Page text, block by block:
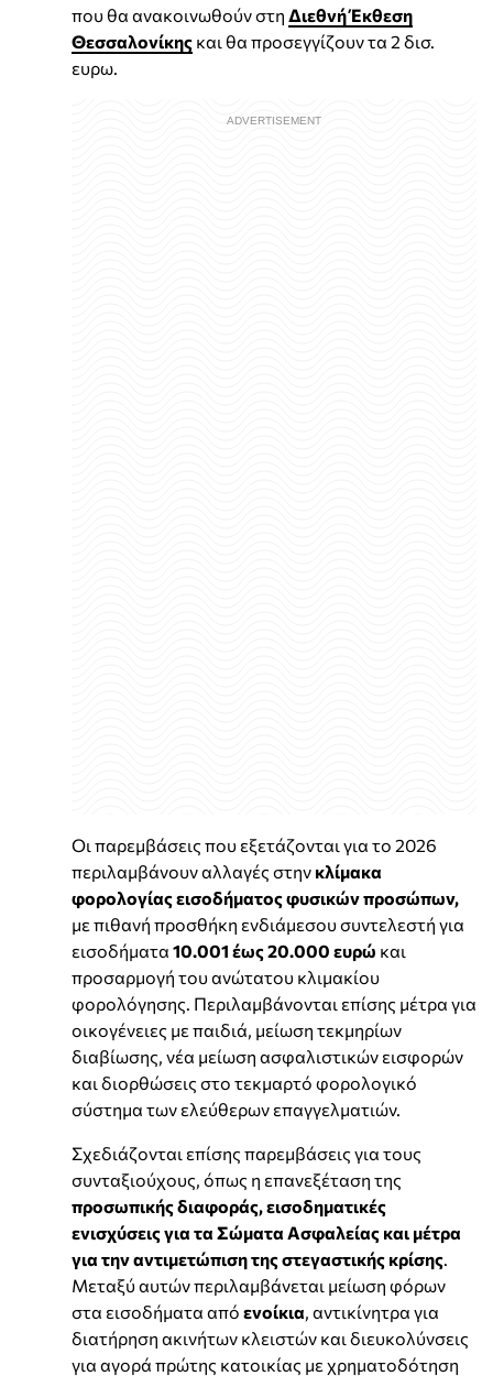
που θα ανακοινωθούν στη Διεθνή Έκθεση
Θεσσαλονίκης και θα προσεγγίζουν τα 2 δισ.
ευρω.
Οι παρεμβάσεις που εξετάζονται για το 2026
περιλαμβάνουν αλλαγές στην κλίμακα
φορολογίας εισοδήματος φυσικών προσώπων,
με πιθανή προσθήκη ενδιάμεσου συντελεστή για
εισοδήματα 10.001 έως 20.000 ευρώ και
προσαρμογή του ανώτατου κλιμακίου
φορολόγησης. Περιλαμβάνονται επίσης μέτρα για
οικογένειες με παιδιά, μείωση τεκμηρίων
διαβίωσης, νέα μείωση ασφαλιστικών εισφορών
και διορθώσεις στο τεκμαρτό φορολογικό
σύστημα των ελεύθερων επαγγελματιών.
Σχεδιάζονται επίσης παρεμβάσεις για τους
συνταξιούχους, όπως η επανεξέταση της
προσωπικής διαφοράς, εισοδηματικές
ενισχύσεις για τα Σώματα Ασφαλείας και μέτρα
για την αντιμετώπιση της στεγαστικής κρίσης
Μεταξύ αυτών περιλαμβάνεται μείωση φόρων
στα εισοδήματα από ενοίκια , αντικίνητρα για
διατήρηση ακινήτων κλειστών και διευκολύνσεις
για αγορά πρώτης κατοικίας με χρηματοδότηση